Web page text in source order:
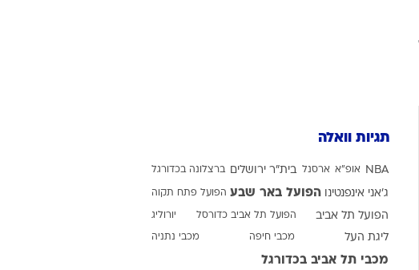
4-4-2
משרד החוץ
רץ על הקווים
ספורט בחקירה
סוגרים שנה
מונדיאל 2014
כתבו לנותגיות וואלה
NBA אופ"א ארסנל בית"ר ירושלים ברצלונה בכדורגל
ג'אני אינפנטינו הפועל באר שבע הפועל פתח תקוה
הפועל תל אביב הפועל תל אביב כדורסל יורוליג
ליגת העל מכבי חיפה מכבי נתניה
מכבי תל אביב בכדורגל